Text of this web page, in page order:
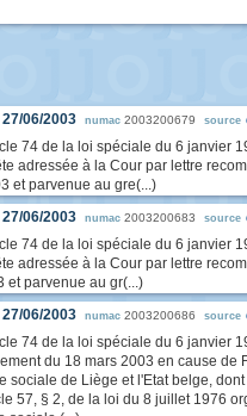
27/06/2003 numac 2003200679 source
74 de la loi spéciale du 6 janvier
adressée à la Cour par lettre
et parvenue au gre(...)
27/06/2003 numac 2003200683 source
74 de la loi spéciale du 6 janvier
adressée à la Cour par lettre
et parvenue au gr(...)
27/06/2003 numac 2003200686 source
74 de la loi spéciale du 6 janvier
du 18 mars 2003 en cause de
sociale de Liège et l'Etat belge,
57, § 2, de la loi du 8 juillet 1976